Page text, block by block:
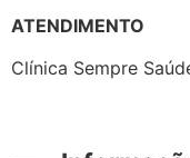
ATENDIMENTO
Clínica Sempre